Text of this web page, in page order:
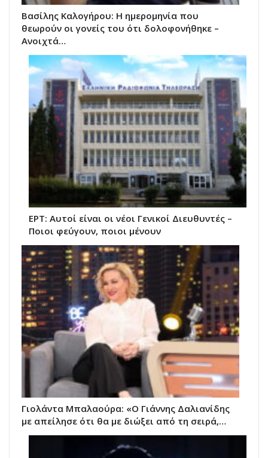
Βασίλης Καλογήρου: Η ημερομηνία που
θεωρούν οι γονείς του ότι δολοφονήθηκε –
Ανοιχτά…
ΕΡΤ: Αυτοί είναι οι νέοι Γενικοί Διευθυντές –
Ποιοι φεύγουν, ποιοι μένουν
Γιολάντα Μπαλαούρα: «Ο Γιάννης Δαλιανίδης
με απείλησε ότι θα με διώξει από τη σειρά,…